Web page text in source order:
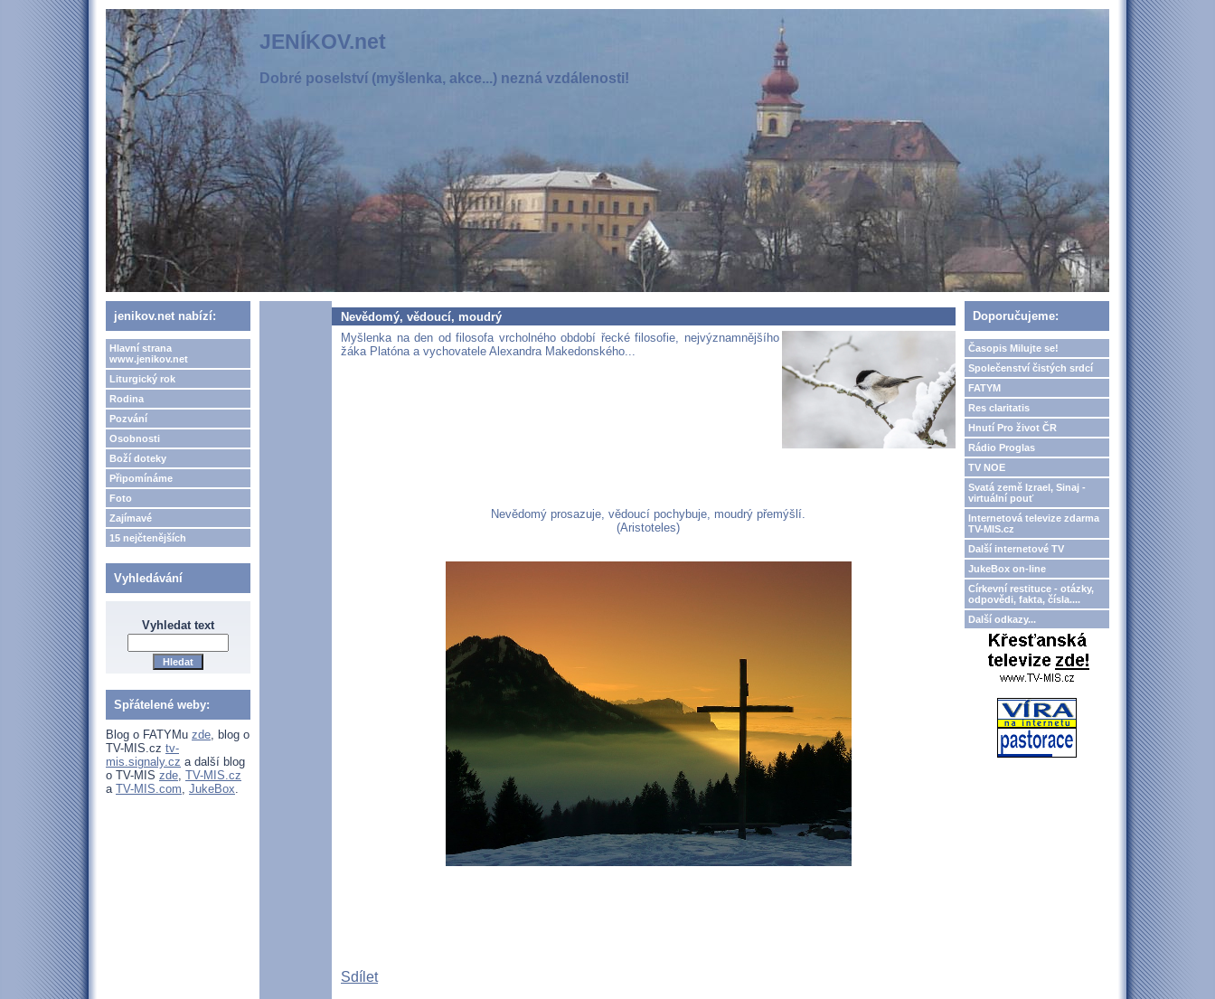
JENÍKOV.net
Dobré poselství (myšlenka, akce...) nezná vzdálenosti!
jenikov.net nabízí:
Hlavní strana
www.jenikov.net
Liturgický rok
Rodina
Pozvání
Osobnosti
Boží doteky
Připomínáme
Foto
Zajímavé
15 nejčtenějších
Vyhledávání
Vyhledat text
Spřátelené weby:
Blog o FATYMu zde, blog o
TV-MIS.cz tv-
mis.signaly.cz a další blog
o TV-MIS zde, TV-MIS.cz
a TV-MIS.com, JukeBox.
Nevědomý, vědoucí, moudrý
Myšlenka na den od filosofa vrcholného období řecké filosofie, nejvýznamnějšího
žáka Platóna a vychovatele Alexandra Makedonského...
Nevědomý prosazuje, vědoucí pochybuje, moudrý přemýšlí.
(Aristoteles)
Sdílet
Doporučujeme:
Časopis Milujte se!
Společenství čistých srdcí
FATYM
Res claritatis
Hnutí Pro život ČR
Rádio Proglas
TV NOE
Svatá země Izrael, Sinaj -
virtuální pouť
Internetová televize zdarma
TV-MIS.cz
Další internetové TV
JukeBox on-line
Církevní restituce - otázky,
odpovědi, fakta, čísla....
Další odkazy...